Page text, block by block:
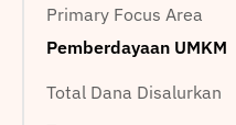
Primary Focus Area
Pemberdayaan UMKM
Total Dana Disalurkan